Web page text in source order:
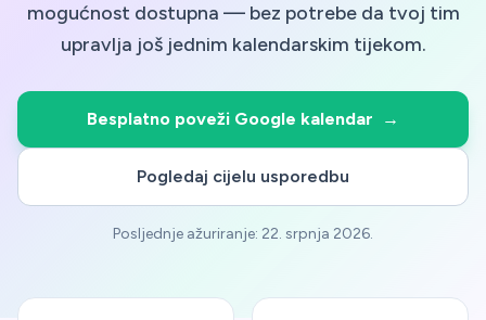
mogućnost dostupna — bez potrebe da tvoj tim
upravlja još jednim kalendarskim tijekom.
Besplatno poveži Google kalendar →
Pogledaj cijelu usporedbu
Posljednje ažuriranje: 22. srpnja 2026.